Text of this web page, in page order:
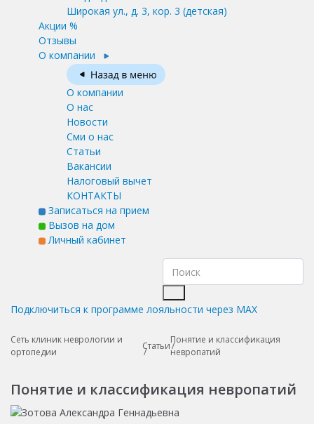
Широкая ул., д. 3, кор. 3 (детская)
Акции %
Отзывы
О компании
О компании
О нас
Новости
Сми о нас
Статьи
Вакансии
Налоговый вычет
КОНТАКТЫ
Записаться на прием
Вызов на дом
Личный кабинет
Подключиться к программе лояльности через MAX
Сеть клиник неврологии и
ортопедии
Статьи
Понятие и классификация
невропатий
Понятие и классификация невропатий